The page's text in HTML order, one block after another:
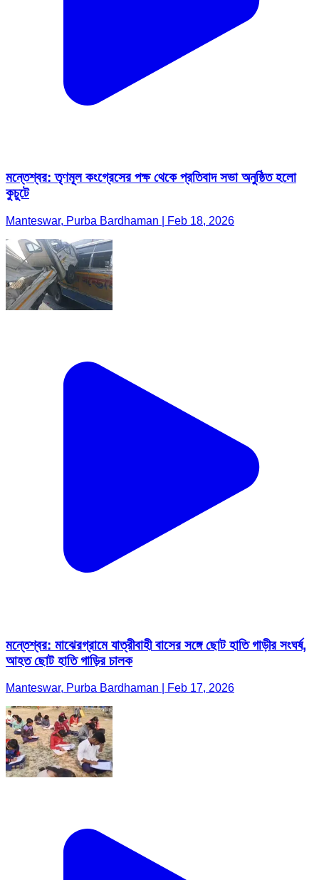
মন্তেশ্বর: তৃণমূল কংগ্রেসের পক্ষ থেকে প্রতিবাদ সভা অনুষ্ঠিত হলো
কুচুটে
Manteswar, Purba Bardhaman | Feb 18, 2026
মন্তেশ্বর: মাঝেরগ্রামে যাত্রীবাহী বাসের সঙ্গে ছোট হাতি গাড়ীর সংঘর্ষ,
আহত ছোট হাতি গাড়ির চালক
Manteswar, Purba Bardhaman | Feb 17, 2026